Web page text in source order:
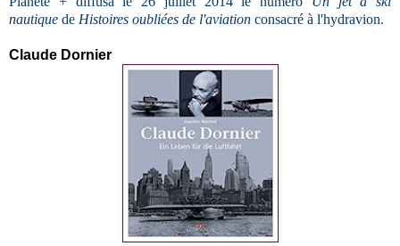
nautique de Histoires oubliées de l'aviation consacré à l'hydravion.
Claude Dornier